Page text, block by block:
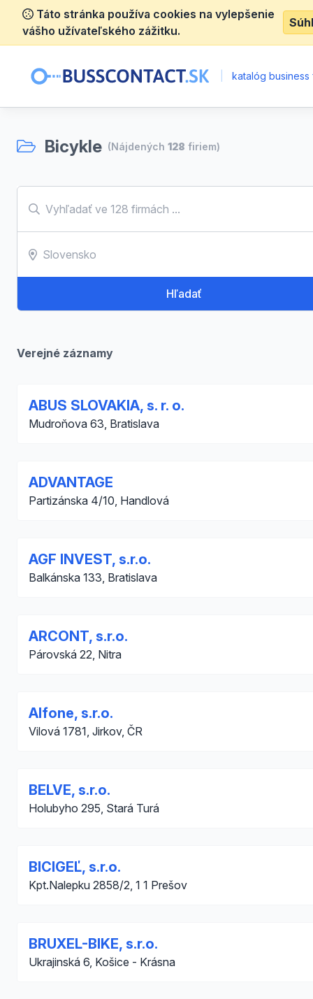
Táto stránka používa cookies na vylepšenie
vášho užívateľského zážitku.
katalóg business
Bicykle (Nájdených 128 firiem)
Hľadať
Verejné záznamy
ABUS SLOVAKIA, s. r. o.
Mudroňova 63, Bratislava
ADVANTAGE
Partizánska 4/10, Handlová
AGF INVEST, s.r.o.
Balkánska 133, Bratislava
ARCONT, s.r.o.
Párovská 22, Nitra
Alfone, s.r.o.
Vilová 1781, Jirkov, ČR
BELVE, s.r.o.
Holubyho 295, Stará Turá
BICIGEĽ, s.r.o.
Kpt.Nalepku 2858/2, 1 1 Prešov
BRUXEL-BIKE, s.r.o.
Ukrajinská 6, Košice - Krásna